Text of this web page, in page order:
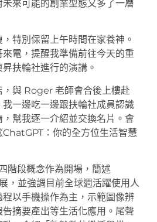
來可能的創業型態又多了一層
特別保留上午時間在家養神。
電，提醒我準備前往今天的重
扶輪社進行的演講。
，與 Roger 老師會合後上樓赴
一邊吃一邊跟扶輪社成員認識
幫我逐一介紹並交換名片。會
：你的全方位生活智慧
階段概念作為開場，簡述
，並強調目前全球週活躍使用人
以手機操作為主，示範圖像辨
摘要產出等生活化應用。尾聲